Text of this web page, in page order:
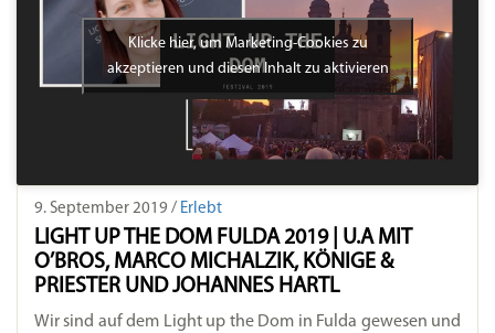
Klicke hier, um Marketing-Cookies zu
akzeptieren und diesen Inhalt zu aktivieren
9. September 2019 / Erlebt
LIGHT UP THE DOM FULDA 2019 | U.A MIT
O’BROS, MARCO MICHALZIK, KÖNIGE &
PRIESTER UND JOHANNES HARTL
Wir sind auf dem Light up the Dom in Fulda gewesen und